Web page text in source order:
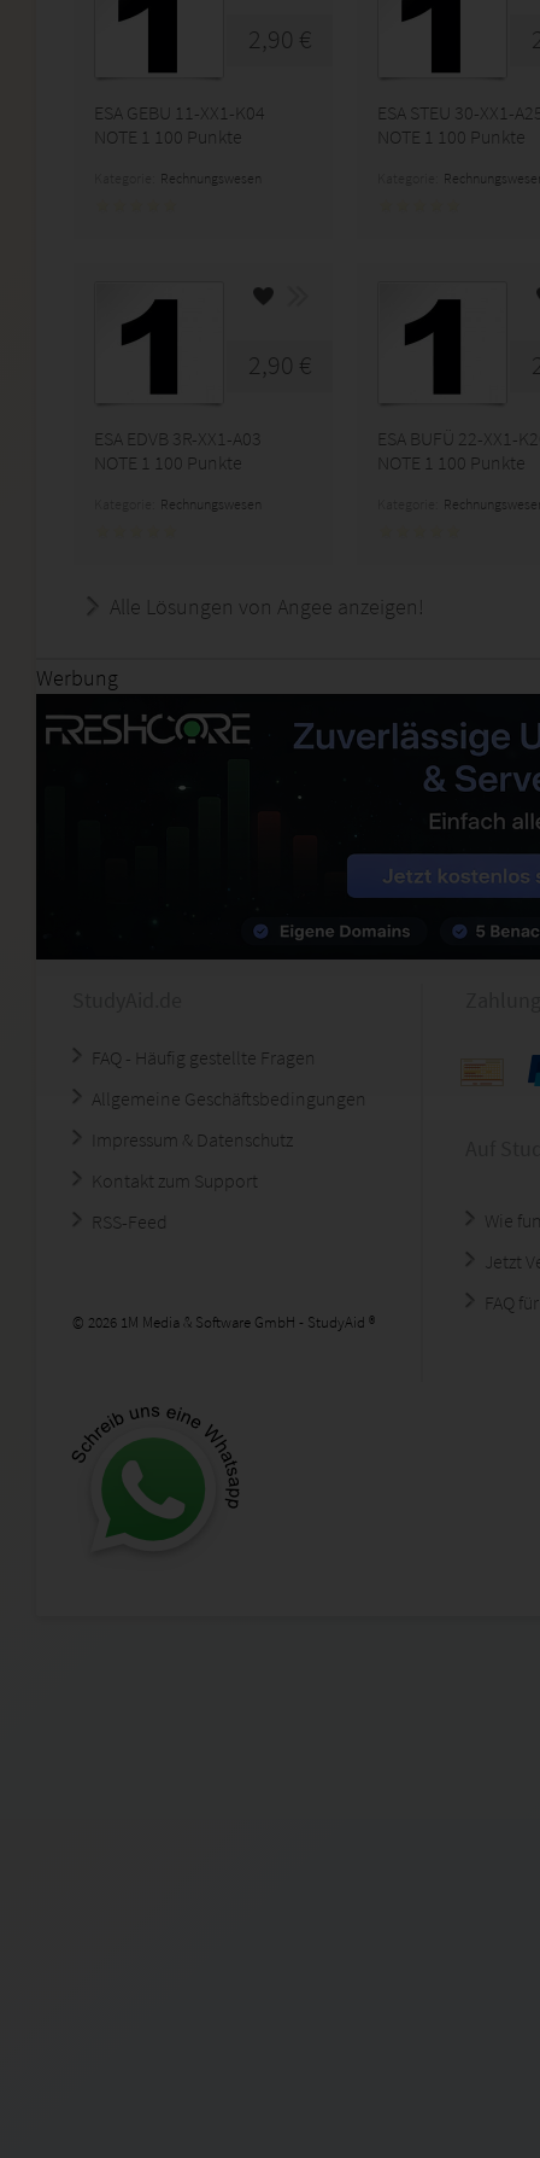
2,90 €
ESA GEBU 11-XX1-K04
NOTE 1 100 Punkte
Rechnungswesen
ESA STEU 30-XX1-
NOTE 1 100 Punkte
2,90 €
ESA EDVB 3R-XX1-A03
NOTE 1 100 Punkte
Rechnungswesen
ESA BUFÜ 22-XX1-
NOTE 1 100 Punkte
Alle Lösungen von Angee anzeigen!
Werbung
FAQ - Häufig gestellte Fragen
Allgemeine Geschäftsbedingungen
Impressum & Datenschutz
Kontakt zum Support
RSS-Feed
© 2026 1M Media & Software GmbH - StudyAid ®
Wie
Jetzt
FAQ